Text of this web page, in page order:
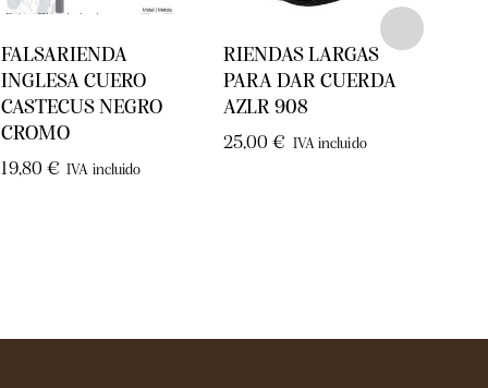
FALSARIENDA
INGLESA CUERO
CASTECUS NEGRO
CROMO
19,80€ IVA incluido
RIENDAS LARGAS
PARA DAR CUERDA
AZLR 908
25,00€ IVA incluido